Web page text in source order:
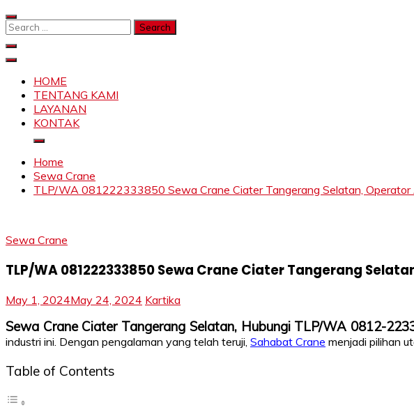
Skip
to
Search
HOME
TENTANG KAMI
LAYANAN
KONTAK
Home
Sewa Crane
TLP/WA 081222333850 Sewa Crane Ciater Tangerang Selatan, Operator
Sewa Crane
TLP/WA 081222333850 Sewa Crane Ciater Tangerang
May 1, 2024May 24, 2024 Kartika
Sewa Crane Ciater Tangerang Selatan, Hubungi TLP/WA 0812-
industri ini. Dengan pengalaman yang telah teruji, Sahabat Crane menjadi pilihan
Table of Contents